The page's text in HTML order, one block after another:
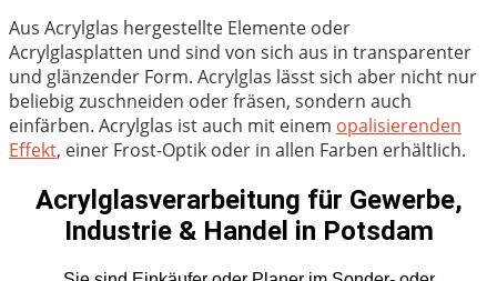
Aus Acrylglas hergestellte Elemente oder
Acrylglasplatten und sind von sich aus in transparenter
und glänzender Form. Acrylglas lässt sich aber nicht nur
beliebig zuschneiden oder fräsen, sondern auch
einfärben. Acrylglas ist auch mit einem opalisierenden
Effekt, einer Frost-Optik oder in allen Farben erhältlich.
Acrylglasverarbeitung für Gewerbe,
Industrie & Handel in Potsdam